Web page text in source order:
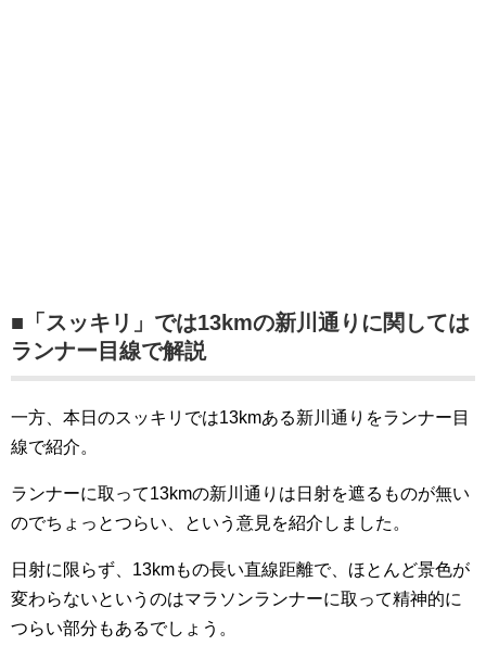
■「スッキリ」では13kmの新川通りに関しては
ランナー目線で解説
一方、本日のスッキリでは13kmある新川通りをランナー目
線で紹介。
ランナーに取って13kmの新川通りは日射を遮るものが無い
のでちょっとつらい、という意見を紹介しました。
日射に限らず、13kmもの長い直線距離で、ほとんど景色が
変わらないというのはマラソンランナーに取って精神的に
つらい部分もあるでしょう。